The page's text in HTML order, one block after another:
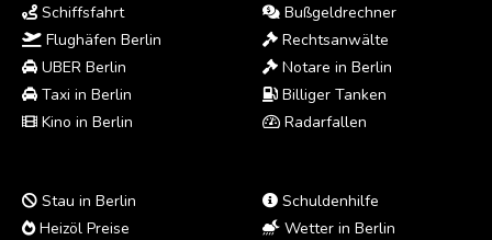
Schiffsfahrt
Flughäfen Berlin
UBER Berlin
Taxi in Berlin
Kino in Berlin
Bußgeldrechner
Rechtsanwälte
Notare in Berlin
Billiger Tanken
Radarfallen
Stau in Berlin
Heizöl Preise
Schuldenhilfe
Wetter in Berlin